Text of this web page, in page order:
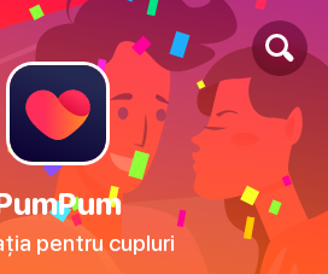
pentru cupluri